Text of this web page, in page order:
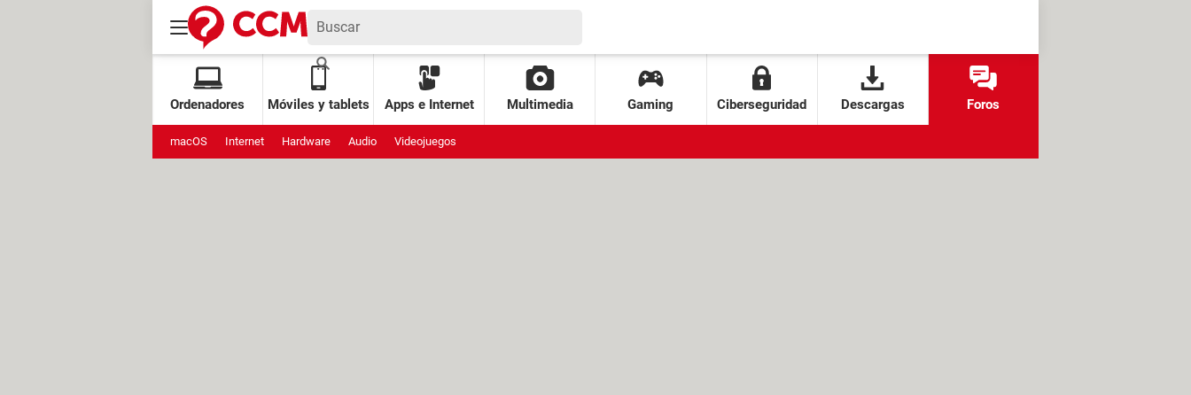
Ordenadores Móviles y tablets Apps e Internet Multimedia Gaming Ciberseguridad Descargas Foros
macOS Internet Hardware Audio Videojuegos